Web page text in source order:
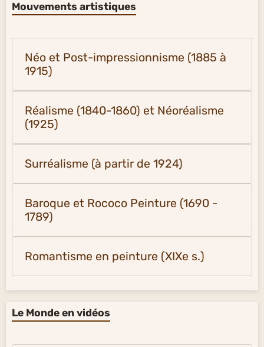
Mouvements artistiques
Néo et Post-impressionnisme (1885 à
1915)
Réalisme (1840-1860) et Néoréalisme
(1925)
Surréalisme (à partir de 1924)
Baroque et Rococo Peinture (1690 -
1789)
Romantisme en peinture (XIXe s.)
Le Monde en vidéos